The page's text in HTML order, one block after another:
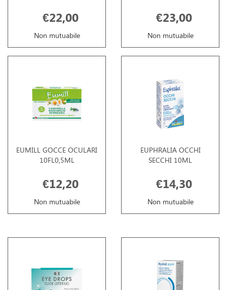
€22,00
Non mutuabile
€23,00
Non mutuabile
EUMILL GOCCE OCULARI
10FL0,5ML
€12,20
Non mutuabile
EUPHRALIA OCCHI
SECCHI 10ML
€14,30
Non mutuabile